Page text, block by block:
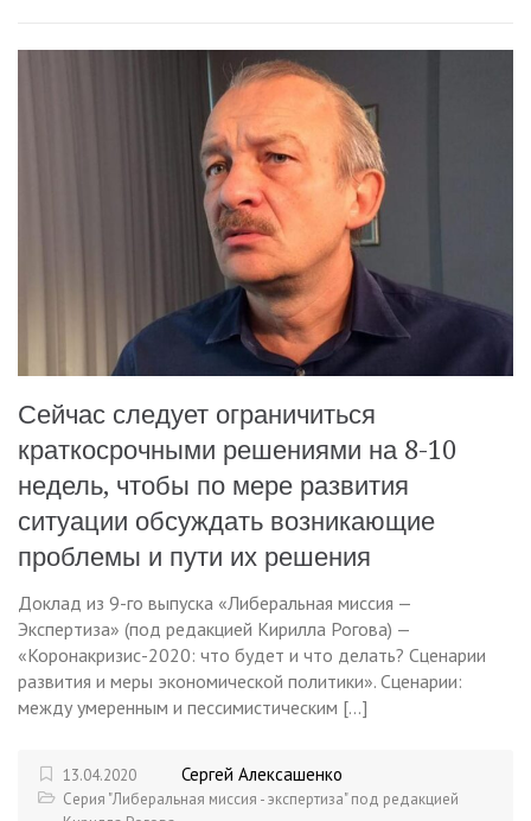
Сейчас следует ограничиться
краткосрочными решениями на 8-10
недель, чтобы по мере развития
ситуации обсуждать возникающие
проблемы и пути их решения
Доклад из 9-го выпуска «Либеральная миссия —
Экспертиза» (под редакцией Кирилла Рогова) —
«Коронакризис-2020: что будет и что делать? Сценарии
развития и меры экономической политики». Сценарии:
между умеренным и пессимистическим […]
13.04.2020 Сергей Алексашенко
Серия "Либеральная миссия - экспертиза" под редакцией